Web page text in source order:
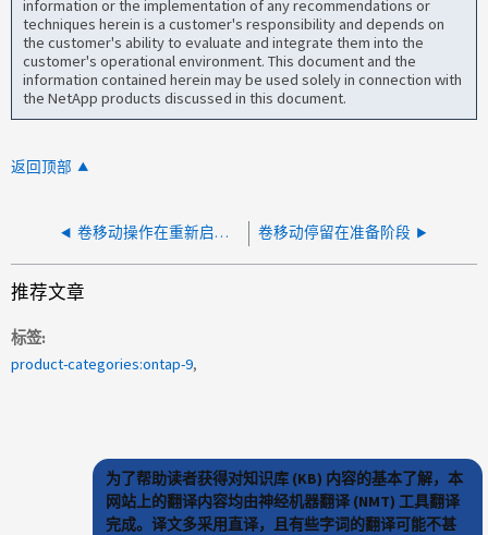
information or the implementation of any recommendations or
techniques herein is a customer's responsibility and depends on
the customer's ability to evaluate and integrate them into the
customer's operational environment. This document and the
information contained herein may be used solely in connection with
the NetApp products discussed in this document.
返回顶部
卷移动操作在重新启动时停止 卷移动停留在准备阶段
推荐文章
标签
product-categories:ontap-9
为了帮助读者获得对知识库 (KB) 内容的基本了解，本
网站上的翻译内容均由神经机器翻译 (NMT) 工具翻译
完成。译文多采用直译，且有些字词的翻译可能不甚